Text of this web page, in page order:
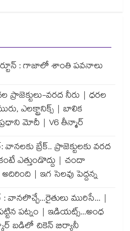
: గాజాలో శాంతి పవనాలు
ప్రాజెక్టులు-వరద నీరు | ధరల
ఎలక్ట్రానిక్స్ | బాలిక
మోదీ | V6 తీన్మార్
వానలకు బ్రేక్.. ప్రాజెక్టులకు వరద
ఎత్తుండొద్దు | చందా
| ఇగ సెలవు పెద్దన్న
: వానలొచ్చే...రైతులు మురిసే... |
పట్నం | ఇడియట్స్...అంధ
బడిలో చికెన్ బిర్యానీ